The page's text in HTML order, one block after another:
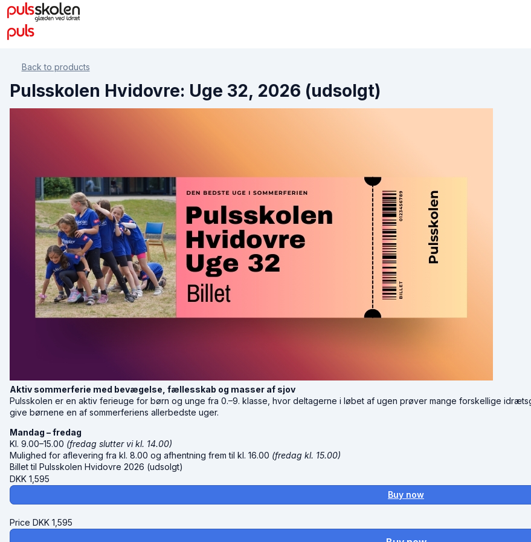
Back to products
Pulsskolen Hvidovre: Uge 32, 2026 (udsolgt)
Aktiv sommerferie med bevægelse, fællesskab og masser af sjov
Pulsskolen er en aktiv ferieuge for børn og unge fra 0.–9. klasse, hvor deltagerne i løbet af ugen prøver mange forskellige
give børnene en af sommerferiens allerbedste uger.
Mandag – fredag
Kl. 9.00–15.00 (fredag slutter vi kl. 14.00)
Mulighed for aflevering fra kl. 8.00 og afhentning frem til kl. 16.00 (fredag kl. 15.00)
Billet til Pulsskolen Hvidovre 2026 (udsolgt)
DKK 1,595
Buy now
Price DKK 1,595